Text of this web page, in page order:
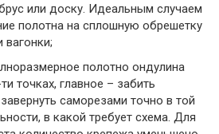
или доску. Идеальным случаем
полотна на сплошную обрешетку
полотно ондулина
точках, главное – забить
саморезами точно в той
в какой требует схема. Для